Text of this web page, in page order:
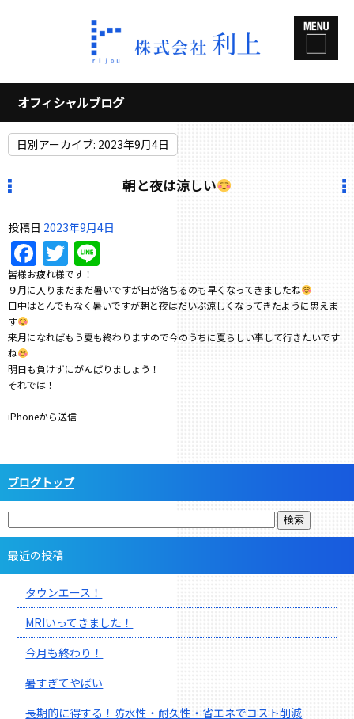
オフィシャルブログ
日別アーカイブ: 2023年9月4日
朝と夜は涼しい
投稿日 2023年9月4日
Facebook
Twitter
皆様お疲れ様です！
９月に入りまだまだ暑いですが日が落ちるのも早くなってきましたね
日中はとんでもなく暑いですが朝と夜はだいぶ涼しくなってきたように思えま
す
来月になればもう夏も終わりますので今のうちに夏らしい事して行きたいです
ね
明日も負けずにがんばりましょう！
それでは！
iPhoneから送信
ブログトップ
最近の投稿
タウンエース！
MRIいってきました！
今月も終わり！
暑すぎてやばい
長期的に得する！防水性・耐久性・省エネでコスト削減